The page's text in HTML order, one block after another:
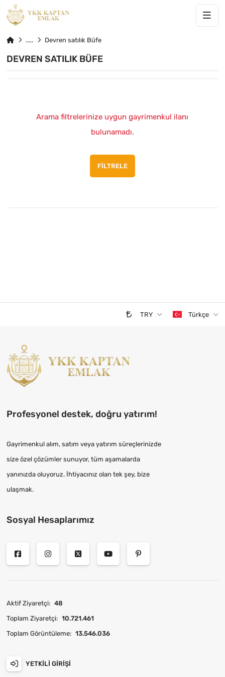
Devren satılık Büfe
DEVREN SATILIK BÜFE
Arama filtrelerinize uygun gayrimenkul ilanı
bulunamadı.
FILTRELE
TRY Türkçe
Profesyonel destek, doğru yatırım!
Gayrimenkul alım, satım veya yatırım süreçlerinizde
size özel çözümler sunuyor, tüm aşamalarda
yanınızda oluyoruz. İhtiyacınız olan tek şey, bize
ulaşmak.
Sosyal Hesaplarımız
Aktif Ziyaretçi: 48
Toplam Ziyaretçi: 10.721.461
Toplam Görüntüleme: 13.546.036
YETKILI GIRIŞI